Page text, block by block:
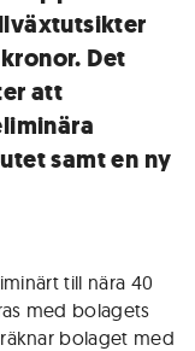
Det
att
samt en ny
till nära 40
med bolagets
bolaget med